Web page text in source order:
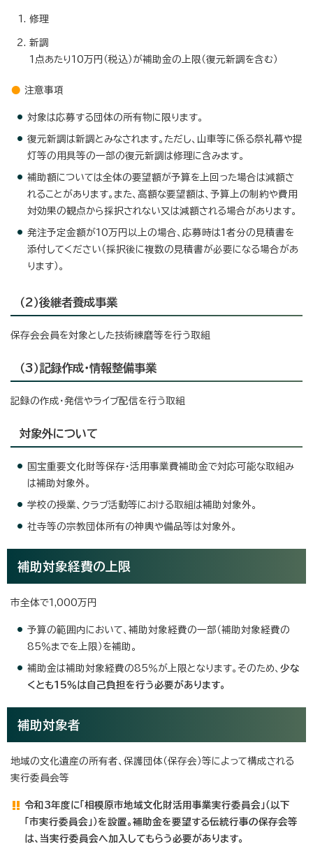
修理
新調
1点あたり10万円（税込）が補助金の上限（復元新調を含む）
注意事項
対象は応募する団体の所有物に限ります。
復元新調は新調とみなされます。ただし、山車等に係る祭礼幕や提
灯等の用具等の一部の復元新調は修理に含みます。
補助額については全体の要望額が予算を上回った場合は減額さ
れることがあります。また、高額な要望額は、予算上の制約や費用
対効果の観点から採択されない又は減額される場合があります。
発注予定金額が10万円以上の場合、応募時は1者分の見積書を
添付してください（採択後に複数の見積書が必要になる場合があ
ります）。
（2）後継者養成事業
保存会会員を対象とした技術練磨等を行う取組
（3）記録作成・情報整備事業
記録の作成・発信やライブ配信を行う取組
対象外について
国宝重要文化財等保存・活用事業費補助金で対応可能な取組み
は補助対象外。
学校の授業、クラブ活動等における取組は補助対象外。
社寺等の宗教団体所有の神輿や備品等は対象外。
補助対象経費の上限
市全体で1,000万円
予算の範囲内において、補助対象経費の一部（補助対象経費の
85％までを上限）を補助。
補助金は補助対象経費の85％が上限となります。そのため、 少な
くとも15％は自己負担を行う必要があります。
補助対象者
地域の文化遺産の所有者、保護団体（保存会）等によって構成される
実行委員会等
令和3年度に「相模原市地域文化財活用事業実行委員会」（以下
「市実行委員会」）を設置。補助金を要望する伝統行事の保存会等
は、当実行委員会へ加入してもらう必要があります。